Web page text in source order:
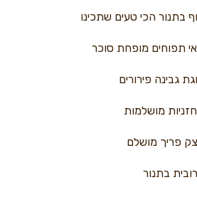
בתנור הכי טעים שתכינו
תפוחים מופחת סוכר
גבינה פירורים
מושלמות
פריך מושלם
בתנור